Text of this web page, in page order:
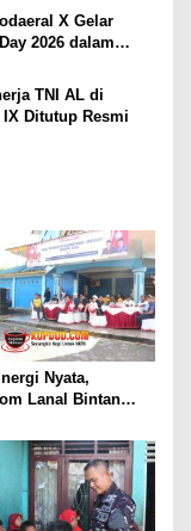
2026
X Gelar
2026 dalam
TNI AL di
Ditutup Resmi
Nyata,
Lanal Bintan